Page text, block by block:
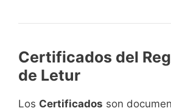
Certificados del
de Letur
Los Certificados son